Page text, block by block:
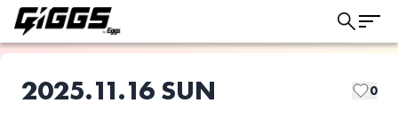
2025.11.16 SUN 0